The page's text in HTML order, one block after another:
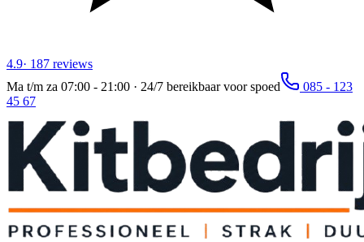
4.9· 187 reviews
Ma t/m za 07:00 - 21:00 · 24/7 bereikbaar voor spoed
085 - 123
45 67